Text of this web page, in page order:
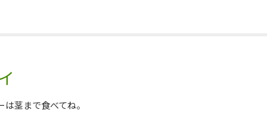
茎まで食べてね。